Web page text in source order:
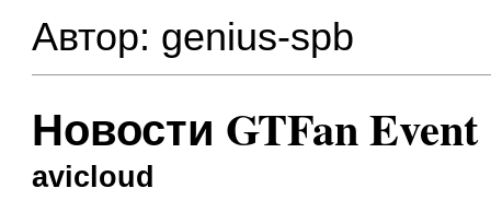
Автор: genius-spb
Новости GTFan Event
avicloud